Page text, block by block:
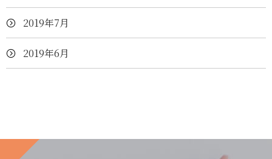
2019年7月
2019年6月